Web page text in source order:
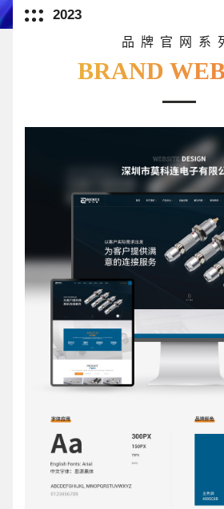
2023
品牌官网系
BRAND
请输入您的公司名称